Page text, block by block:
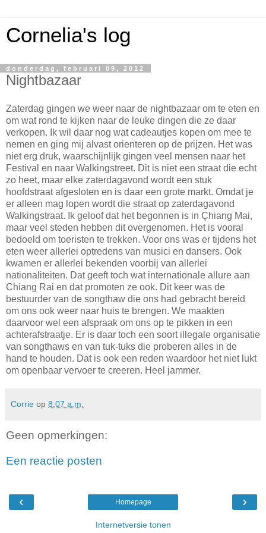
Cornelia's log
donderdag, februari 09, 2012
Nightbazaar
Zaterdag gingen we weer naar de nightbazaar om te eten en
om wat rond te kijken naar de leuke dingen die ze daar
verkopen. Ik wil daar nog wat cadeautjes kopen om mee te
nemen en ging mij alvast orienteren op de prijzen. Het was
niet erg druk, waarschijnlijk gingen veel mensen naar het
Festival en naar Walkingstreet. Dit is niet een straat die echt
zo heet, maar elke zaterdagavond wordt een stuk
hoofdstraat afgesloten en is daar een grote markt. Omdat je
er alleen mag lopen wordt die straat op zaterdagavond
Walkingstraat. Ik geloof dat het begonnen is in Çhiang Mai,
maar veel steden hebben dit overgenomen. Het is vooral
bedoeld om toeristen te trekken. Voor ons was er tijdens het
eten weer allerlei optredens van musici en dansers. Ook
kwamen er allerlei bekenden voorbij van allerlei
nationaliteiten. Dat geeft toch wat internationale allure aan
Chiang Rai en dat promoten ze ook. Dit keer was de
bestuurder van de songthaw die ons had gebracht bereid
om ons ook weer naar huis te brengen. We maakten
daarvoor wel een afspraak om ons op te pikken in een
achterafstraatje. Er is daar toch een soort illegale organisatie
van songthaws en van tuk-tuks die proberen alles in de
hand te houden. Dat is ook een reden waardoor het niet lukt
om openbaar vervoer te creeren. Heel jammer.
Corrie op 8:07 a.m.
Geen opmerkingen:
Een reactie posten
‹ ›
Homepage
Internetversie tonen